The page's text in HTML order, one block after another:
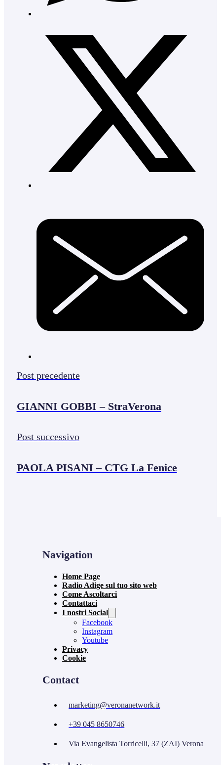
Post precedente
GIANNI GOBBI – StraVerona
Post successivo
PAOLA PISANI – CTG La Fenice
Navigation
Home Page
Radio Adige sul tuo sito web
Come Ascoltarci
Contattaci
I nostri Social
Facebook
Instagram
Youtube
Privacy
Cookie
Contact
marketing@veronanetwork.it
+39 045 8650746
Via Evangelista Torricelli, 37 (ZAI) Verona